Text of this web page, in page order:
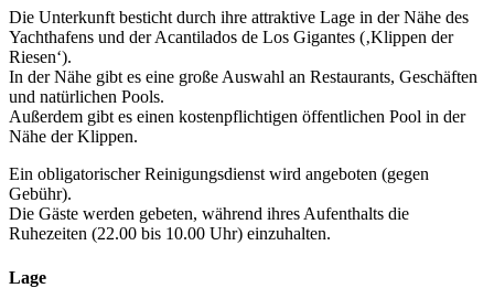
Die Unterkunft besticht durch ihre attraktive Lage in der Nähe des
Yachthafens und der Acantilados de Los Gigantes (‚Klippen der
Riesen‘).
In der Nähe gibt es eine große Auswahl an Restaurants, Geschäften
und natürlichen Pools.
Außerdem gibt es einen kostenpflichtigen öffentlichen Pool in der
Nähe der Klippen.
Ein obligatorischer Reinigungsdienst wird angeboten (gegen
Gebühr).
Die Gäste werden gebeten, während ihres Aufenthalts die
Ruhezeiten (22.00 bis 10.00 Uhr) einzuhalten.
Lage